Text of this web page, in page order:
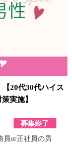
20代30代ハイス
実施】
募集終了
員or正社員の男